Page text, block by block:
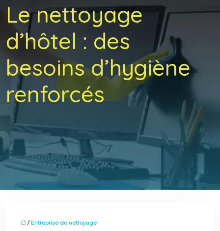
Le nettoyage
d’hôtel : des
besoins d’hygiène
renforcés
/ Entreprise de nettoyage